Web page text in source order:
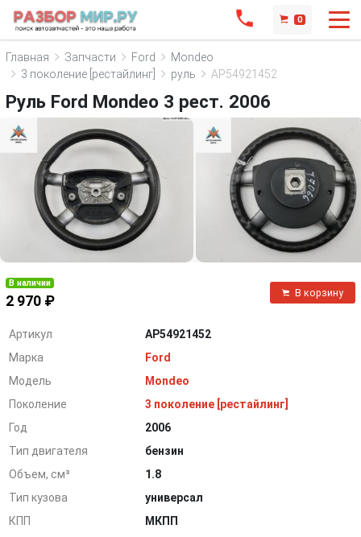
0
Главная Запчасти Ford
Mondeo
3 поколение [рестайлинг]
руль AP54921452
Руль Ford Mondeo 3 рест. 2006
В наличии
2 970 ₽
В корзину
Артикул
AP54921452
Марка
Ford
Модель
Mondeo
Поколение
3 поколение [рестайлинг]
Год
2006
Тип двигателя
бензин
Объем, см³
1.8
Тип кузова
универсал
КПП
МКПП